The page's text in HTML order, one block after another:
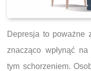
Depresja to poważne
znacząco wpłynąć
tym schorzeniem.